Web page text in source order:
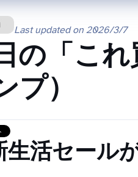
Last updated on 2026/3/7
「これ買っ
MH4PC）
の新生活セー